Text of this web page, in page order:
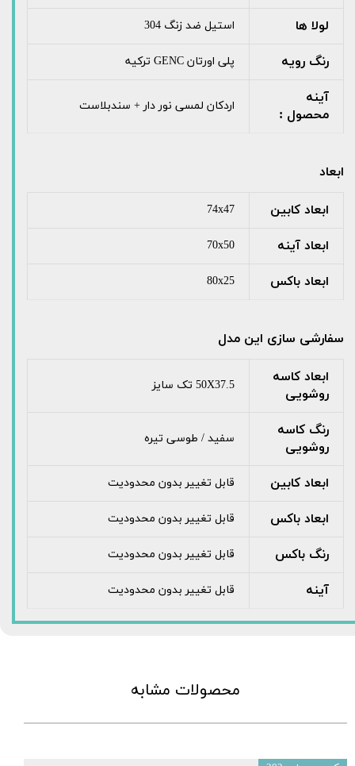
لولا ها استیل ضد زنگ 304
رنگ رویه پلی اورتان GENC ترکیه
آینه
محصول :
اردکان لمسی نور دار + سندبلاست
ابعاد
ابعاد کابین 74x47
ابعاد آینه 70x50
ابعاد باکس 80x25
سفارشی سازی این مدل
ابعاد کاسه
روشویی
50X37.5 تک سایز
رنگ کاسه
روشویی
سفید / طوسی تیره
ابعاد کابین قابل تغییر بدون محدودیت
ابعاد باکس قابل تغییر بدون محدودیت
رنگ باکس قابل تغییر بدون محدودیت
آینه قابل تغییر بدون محدودیت
محصولات مشابه